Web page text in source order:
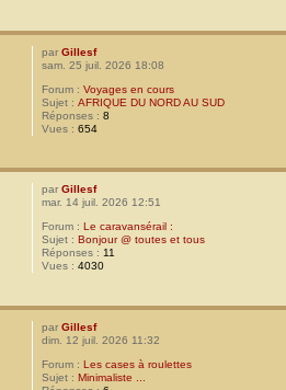
parGillesf
sam. 25 juil. 2026 18:08
Forum :Voyages en cours
Sujet :AFRIQUE DU NORD AU SUD
Réponses :8
Vues :654
parGillesf
mar. 14 juil. 2026 12:51
Forum :Le caravansérail :
Sujet :Bonjour @ toutes et tous
Réponses : 11
Vues :4030
parGillesf
dim. 12 juil. 2026 11:32
Forum :Les cases à roulettes
Sujet :Minimaliste ...